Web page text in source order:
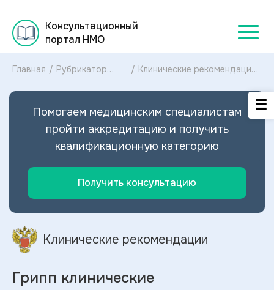
Консультационный
портал НМО
Главная / Рубрикатор
рекомендаций
/ Клинические рекомендации
лечение Гриппа 2025
Помогаем медицинским специалистам
пройти аккредитацию и получить
квалификационную категорию
Получить консультацию
Клинические рекомендации
Грипп клинические